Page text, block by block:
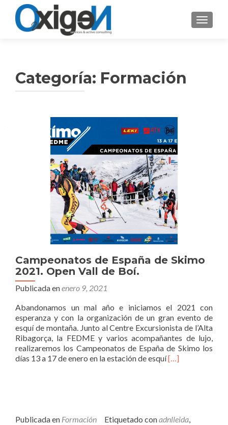
Categoría: Formación
Campeonatos de España de Skimo
2021. Open Vall de Boí.
Publicada enenero 9, 2021
Abandonamos un mal año e iniciamos el 2021 con
esperanza y con la organización de un gran evento de
esquí de montaña. Junto al Centre Excursionista de l’Alta
Ribagorça, la FEDME y varios acompañantes de lujo,
realizaremos los Campeonatos de España de Skimo los
días 13 a 17 de enero en la estación de esquíLeer
2021.
[…]
Publicada en Formación Etiquetado conadnlleida,